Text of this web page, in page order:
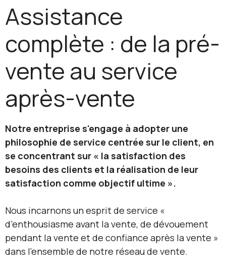
Assistance
complète : de la pré-
vente au service
après-vente
Notre entreprise s'engage à adopter une
philosophie de service centrée sur le client, en
se concentrant sur « la satisfaction des
besoins des clients et la réalisation de leur
satisfaction comme objectif ultime ».
Nous incarnons un esprit de service «
d’enthousiasme avant la vente, de dévouement
pendant la vente et de confiance après la vente »
dans l’ensemble de notre réseau de vente.